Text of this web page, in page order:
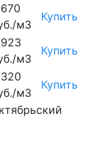
м3
Купить
м3
Купить
м3
Купить